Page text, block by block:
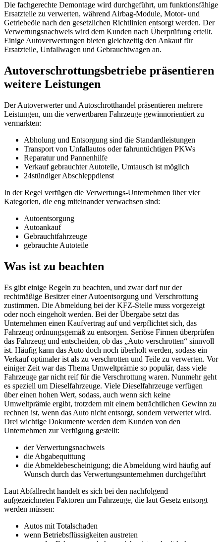
Die fachgerechte Demontage wird durchgeführt, um funktionsfähige
Ersatzteile zu verwerten, während Airbag-Module, Motor- und
Getriebeöle nach den gesetzlichen Richtlinien entsorgt werden. Der
Verwertungsnachweis wird dem Kunden nach Überprüfung erteilt.
Einige Autoverwertungen bieten gleichzeitig den Ankauf für
Ersatzteile, Unfallwagen und Gebrauchtwagen an.
Autoverschrottungsbetriebe präsentieren
weitere Leistungen
Der Autoverwerter und Autoschrotthandel präsentieren mehrere
Leistungen, um die verwertbaren Fahrzeuge gewinnorientiert zu
vermarkten:
Abholung und Entsorgung sind die Standardleistungen
Transport von Unfallautos oder fahruntüchtigen PKWs
Reparatur und Pannenhilfe
Verkauf gebrauchter Autoteile, Umtausch ist möglich
24stündiger Abschleppdienst
In der Regel verfügen die Verwertungs-Unternehmen über vier
Kategorien, die eng miteinander verwachsen sind:
Autoentsorgung
Autoankauf
Gebrauchtfahrzeuge
gebrauchte Autoteile
Was ist zu beachten
Es gibt einige Regeln zu beachten, und zwar darf nur der
rechtmäßige Besitzer einer Autoentsorgung und Verschrottung
zustimmen. Die Abmeldung bei der KFZ-Stelle muss vorgezeigt
oder noch eingeholt werden. Bei der Übergabe setzt das
Unternehmen einen Kaufvertrag auf und verpflichtet sich, das
Fahrzeug ordnungsgemäß zu entsorgen. Seriöse Firmen überprüfen
das Fahrzeug und entscheiden, ob das „Auto verschrotten“ sinnvoll
ist. Häufig kann das Auto doch noch überholt werden, sodass ein
Verkauf optimaler ist als zu verschrotten und Teile zu verwerten. Vor
einiger Zeit war das Thema Umweltprämie so populär, dass viele
Fahrzeuge gar nicht reif für die Verschrottung waren. Nunmehr geht
es speziell um Dieselfahrzeuge. Viele Dieselfahrzeuge verfügen
über einen hohen Wert, sodass, auch wenn sich keine
Umweltprämie ergibt, trotzdem mit einem beträchtlichen Gewinn zu
rechnen ist, wenn das Auto nicht entsorgt, sondern verwertet wird.
Drei wichtige Dokumente werden dem Kunden von den
Unternehmen zur Verfügung gestellt:
der Verwertungsnachweis
die Abgabequittung
die Abmeldebescheinigung; die Abmeldung wird häufig auf
Wunsch durch das Verwertungsunternehmen durchgeführt
Laut Abfallrecht handelt es sich bei den nachfolgend
aufgezeichneten Faktoren um Fahrzeuge, die laut Gesetz entsorgt
werden müssen:
Autos mit Totalschaden
wenn Betriebsflüssigkeiten austreten